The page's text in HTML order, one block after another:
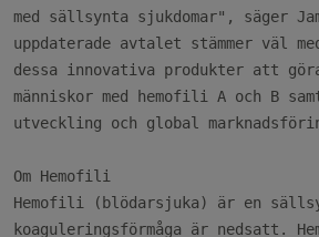
med sällsynta sjukdomar", säger
uppdaterade avtalet stämmer väl
dessa innovativa produkter att
människor med hemofili A och B
utveckling och global
Om Hemofili
Hemofili (blödarsjuka) är en
koaguleringsförmåga är nedsatt.